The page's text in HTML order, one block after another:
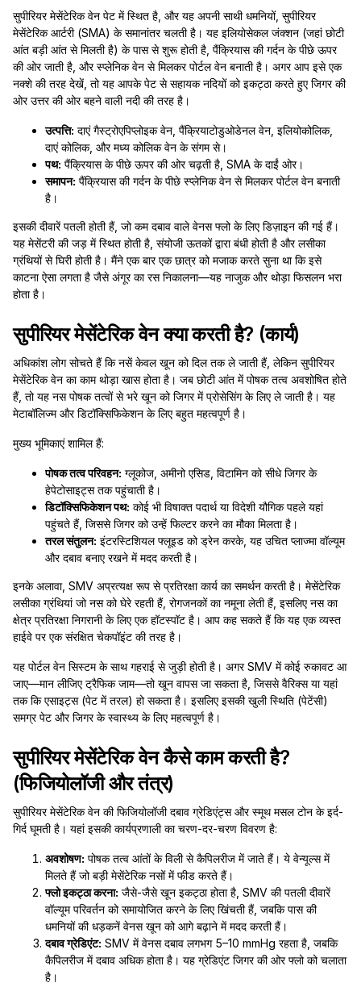
सुपीरियर मेसेंटेरिक वेन पेट में स्थित है, और यह अपनी साथी धमनियों, सुपीरियर
मेसेंटेरिक आर्टरी (SMA) के समानांतर चलती है। यह इलियोसेकल जंक्शन (जहां छोटी
आंत बड़ी आंत से मिलती है) के पास से शुरू होती है, पैंक्रियास की गर्दन के पीछे ऊपर
की ओर जाती है, और स्प्लेनिक वेन से मिलकर पोर्टल वेन बनाती है। अगर आप इसे एक
नक्शे की तरह देखें, तो यह आपके पेट से सहायक नदियों को इकट्ठा करते हुए जिगर की
ओर उत्तर की ओर बहने वाली नदी की तरह है।
उत्पत्ति: दाएं गैस्ट्रोएपिप्लोइक वेन, पैंक्रियाटोडुओडेनल वेन, इलियोकोलिक,
दाएं कोलिक, और मध्य कोलिक वेन के संगम से।
पथ: पैंक्रियास के पीछे ऊपर की ओर चढ़ती है, SMA के दाईं ओर।
समापन: पैंक्रियास की गर्दन के पीछे स्प्लेनिक वेन से मिलकर पोर्टल वेन बनाती
है।
इसकी दीवारें पतली होती हैं, जो कम दबाव वाले वेनस फ्लो के लिए डिज़ाइन की गई हैं।
यह मेसेंटरी की जड़ में स्थित होती है, संयोजी ऊतकों द्वारा बंधी होती है और लसीका
ग्रंथियों से घिरी होती है। मैंने एक बार एक छात्र को मजाक करते सुना था कि इसे
काटना ऐसा लगता है जैसे अंगूर का रस निकालना—यह नाजुक और थोड़ा फिसलन भरा
होता है।
सुपीरियर मेसेंटेरिक वेन क्या करती है? (कार्य)
अधिकांश लोग सोचते हैं कि नसें केवल खून को दिल तक ले जाती हैं, लेकिन सुपीरियर
मेसेंटेरिक वेन का काम थोड़ा खास होता है। जब छोटी आंत में पोषक तत्व अवशोषित होते
हैं, तो यह नस पोषक तत्वों से भरे खून को जिगर में प्रोसेसिंग के लिए ले जाती है। यह
मेटाबॉलिज्म और डिटॉक्सिफिकेशन के लिए बहुत महत्वपूर्ण है।
मुख्य भूमिकाएं शामिल हैं:
पोषक तत्व परिवहन: ग्लूकोज, अमीनो एसिड, विटामिन को सीधे जिगर के
हेपेटोसाइट्स तक पहुंचाती है।
डिटॉक्सिफिकेशन पथ: कोई भी विषाक्त पदार्थ या विदेशी यौगिक पहले यहां
पहुंचते हैं, जिससे जिगर को उन्हें फिल्टर करने का मौका मिलता है।
तरल संतुलन: इंटरस्टिशियल फ्लूइड को ड्रेन करके, यह उचित प्लाज्मा वॉल्यूम
और दबाव बनाए रखने में मदद करती है।
इनके अलावा, SMV अप्रत्यक्ष रूप से प्रतिरक्षा कार्य का समर्थन करती है। मेसेंटेरिक
लसीका ग्रंथियां जो नस को घेरे रहती हैं, रोगजनकों का नमूना लेती हैं, इसलिए नस का
क्षेत्र प्रतिरक्षा निगरानी के लिए एक हॉटस्पॉट है। आप कह सकते हैं कि यह एक व्यस्त
हाईवे पर एक संरक्षित चेकपॉइंट की तरह है।
यह पोर्टल वेन सिस्टम के साथ गहराई से जुड़ी होती है। अगर SMV में कोई रुकावट आ
जाए—मान लीजिए ट्रैफिक जाम—तो खून वापस जा सकता है, जिससे वैरिक्स या यहां
तक कि एसाइट्स (पेट में तरल) हो सकता है। इसलिए इसकी खुली स्थिति (पेटेंसी)
समग्र पेट और जिगर के स्वास्थ्य के लिए महत्वपूर्ण है।
सुपीरियर मेसेंटेरिक वेन कैसे काम करती है?
(फिजियोलॉजी और तंत्र)
सुपीरियर मेसेंटेरिक वेन की फिजियोलॉजी दबाव ग्रेडिएंट्स और स्मूथ मसल टोन के इर्द-
गिर्द घूमती है। यहां इसकी कार्यप्रणाली का चरण-दर-चरण विवरण है:
अवशोषण: पोषक तत्व आंतों के विली से कैपिलरीज में जाते हैं। ये वेन्यूल्स में
मिलते हैं जो बड़ी मेसेंटेरिक नसों में फीड करते हैं।
फ्लो इकट्ठा करना: जैसे-जैसे खून इकट्ठा होता है, SMV की पतली दीवारें
वॉल्यूम परिवर्तन को समायोजित करने के लिए खिंचती हैं, जबकि पास की
धमनियों की धड़कनें वेनस खून को आगे बढ़ाने में मदद करती हैं।
दबाव ग्रेडिएंट: SMV में वेनस दबाव लगभग 5–10 mmHg रहता है, जबकि
कैपिलरीज में दबाव अधिक होता है। यह ग्रेडिएंट जिगर की ओर फ्लो को चलाता
है।